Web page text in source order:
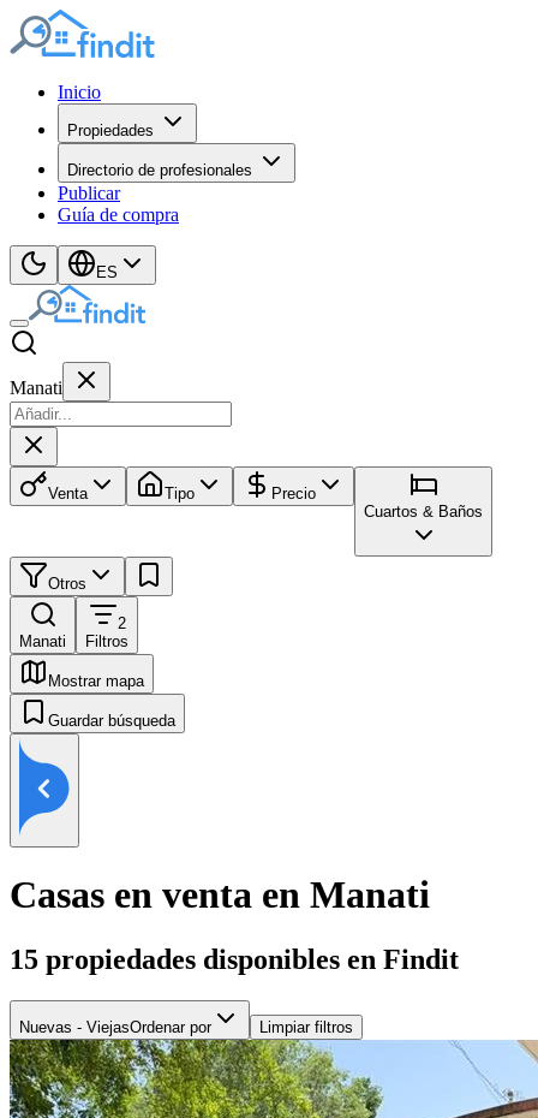
Inicio
Propiedades
Directorio de profesionales
Publicar
Guía de compra
ES
Manati
Venta Tipo
Precio
Cuartos & Baños
Otros
Manati
2
Filtros
Mostrar mapa
Guardar búsqueda
Casas en venta en Manati
15 propiedades disponibles en Findit
Nuevas - ViejasOrdenar por Limpiar filtros